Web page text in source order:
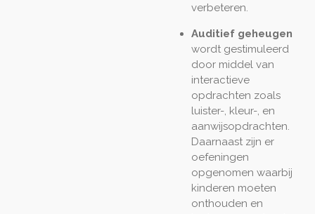
verbeteren.
Auditief geheugen
wordt gestimuleerd
door middel van
interactieve
opdrachten zoals
luister-, kleur-, en
aanwijsopdrachten.
Daarnaast zijn er
oefeningen
opgenomen waarbij
kinderen moeten
onthouden en